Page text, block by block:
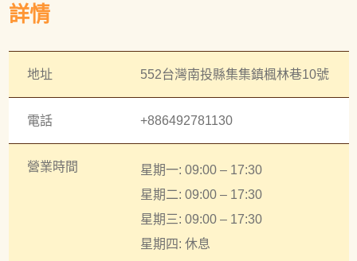
詳情
地址 552台灣南投縣集集鎮楓林巷10號
電話 +886492781130
營業時間
星期一: 09:00 – 17:30
星期二: 09:00 – 17:30
星期三: 09:00 – 17:30
星期四: 休息